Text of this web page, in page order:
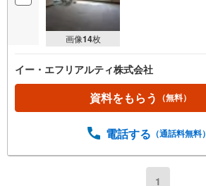
画像14枚
イー・エフリアルティ株式会社
資料をもらう （無料）
電話する （通話料無料）
1